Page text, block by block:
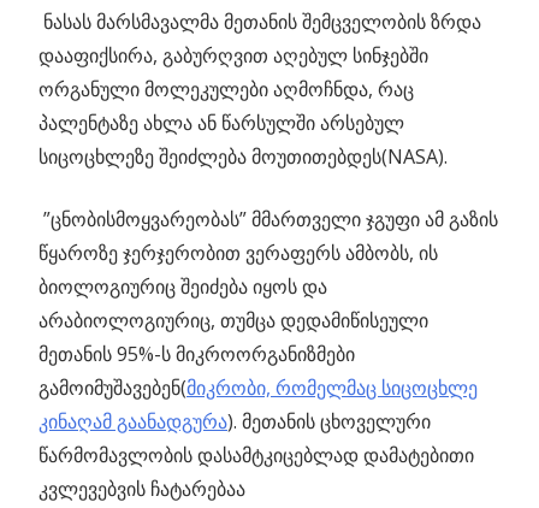
ნასას მარსმავალმა მეთანის შემცველობის ზრდა
დააფიქსირა, გაბურღვით აღებულ სინჯებში
ორგანული მოლეკულები აღმოჩნდა, რაც
პალენტაზე ახლა ან წარსულში არსებულ
სიცოცხლეზე შეიძლება მოუთითებდეს(NASA).
”ცნობისმოყვარეობას” მმართველი ჯგუფი ამ გაზის
წყაროზე ჯერჯერობით ვერაფერს ამბობს, ის
ბიოლოგიურიც შეიძება იყოს და
არაბიოლოგიურიც, თუმცა დედამიწისეული
მეთანის 95%-ს მიკროორგანიზმები
გამოიმუშავებენ(მიკრობი, რომელმაც სიცოცხლე
კინაღამ გაანადგურა). მეთანის ცხოველური
წარმომავლობის დასამტკიცებლად დამატებითი
კვლევებვის ჩატარებაა